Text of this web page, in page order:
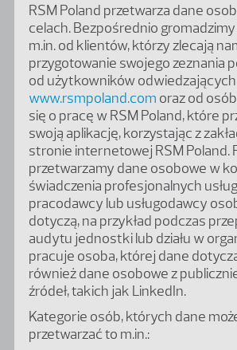
RSM Poland przetwarza dane
celach. Bezpośrednio
m.in. od klientów, którzy zlecają
przygotowanie swojego zeznania
od użytkowników
www.rsmpoland.com oraz od
się o pracę w RSM Poland, które
swoją aplikację, korzystając z
stronie internetowej RSM Poland.
przetwarzamy dane osobowe w
świadczenia profesjonalnych
pracodawcy lub usługodawcy
dotyczą, na przykład podczas
audytu jednostki lub działu w
pracuje osoba, której dane
również dane osobowe z
źródeł, takich jak LinkedIn.
Kategorie osób, których dane
przetwarzać to m.in.: